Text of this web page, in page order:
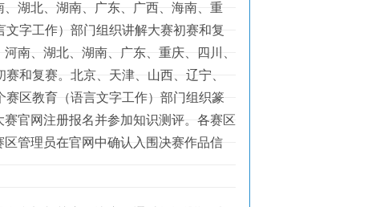
湖北、湖南、广东、广西、海南、重
字工作）部门组织讲解大赛初赛和复
南、湖北、湖南、广东、重庆、四川、
和复赛。北京、天津、山西、辽宁、
区教育（语言文字工作）部门组织篆
官网注册报名并参加知识测评。各赛区
管理员在官网中确认入围决赛作品信